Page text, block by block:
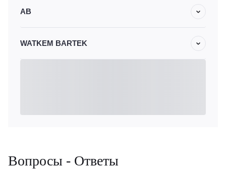
АВ
WATKEM BARTEK
Вопросы - Ответы